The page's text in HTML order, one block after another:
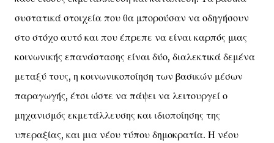
συστατικά στοιχεία που θα μπορούσαν να οδηγήσουν
στο στόχο αυτό και που έπρεπε να είναι καρπός μιας
κοινωνικής επανάστασης είναι δύο, διαλεκτικά δεμένα
μεταξύ τους, η κοινωνικοποίηση των βασικών μέσων
παραγωγής, έτσι ώστε να πάψει να λειτουργεί ο
μηχανισμός εκμετάλλευσης και ιδιοποίησης της
υπεραξίας, και μια νέου τύπου δημοκρατία. Η νέου